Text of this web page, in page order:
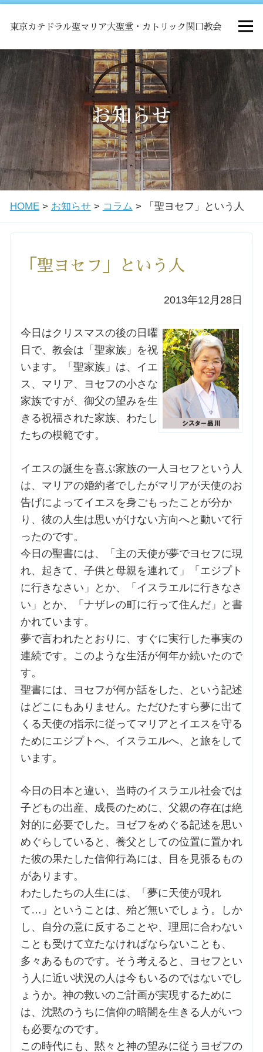
東京カテドラル聖マリア大聖堂・カトリック関口教会
HOME
ミサ
お知らせ
関口教会について
教会学校・中高生会
小池神父の講座
森田神父の講座
シスター中島の講座
三田助祭の講座
オルガンメディテーション
お問合せ
交通・アクセス
ご利用にあたって
お知らせ
HOME> お知らせ> コラム > 「聖ヨセフ」という人
「聖ヨセフ」という人
2013年12月28日
今日はクリスマスの後の日曜
日で、教会は「聖家族」を祝
います。「聖家族」は、イエ
ス、マリア、ヨセフの小さな
家族ですが、御父の望みを生
きる祝福された家族、わたし
たちの模範です。
イエスの誕生を喜ぶ家族の一人ヨセフという人
は、マリアの婚約者でしたがマリアが天使のお
告げによってイエスを身ごもったことが分か
り、彼の人生は思いがけない方向へと動いて行
ったのです。
今日の聖書には、「主の天使が夢でヨセフに現
れ、起きて、子供と母親を連れて」「エジプト
に行きなさい」とか、「イスラエルに行きなさ
い」とか、「ナザレの町に行って住んだ」と書
かれています。
夢で言われたとおりに、すぐに実行した事実の
連続です。このような生活が何年か続いたので
す。
聖書には、ヨセフが何か話をした、という記述
はどこにもありません。ただひたすら夢に出て
くる天使の指示に従ってマリアとイエスを守る
ためにエジプトへ、イスラエルへ、と旅をして
います。
今日の日本と違い、当時のイスラエル社会では
子どもの出産、成長のために、父親の存在は絶
対的に必要でした。ヨゼフをめぐる記述を思い
めぐらしていると、養父としての位置に置かれ
た彼の果たした信仰行為には、目を見張るもの
があります。
わたしたちの人生には、「夢に天使が現れ
て…」ということは、殆ど無いでしょう。しか
し、自分の意に反することや、理屈に合わない
ことも受けて立たなければならないことも、
多々あるものです。そう考えると、ヨセフとい
う人に近い状況の人は今もいるのではないでし
ょうか。神の救いのご計画が実現するために
は、沈黙のうちに信仰の暗闇を生きる人がいつ
も必要なのです。
この時代にも、黙々と神の望みに従うヨゼフの